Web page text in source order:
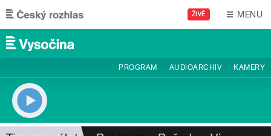
Přejít k hlavnímu obsahu
ŽIVĚ MENU
PROGRAM AUDIOARCHIV KAMERY